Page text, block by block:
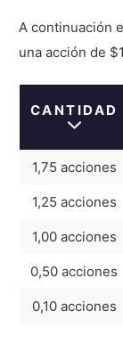
A continuación
una acción de
CANTIDAD
1,75 acciones
1,25 acciones
1,00 acciones
0,50 acciones
0,10 acciones